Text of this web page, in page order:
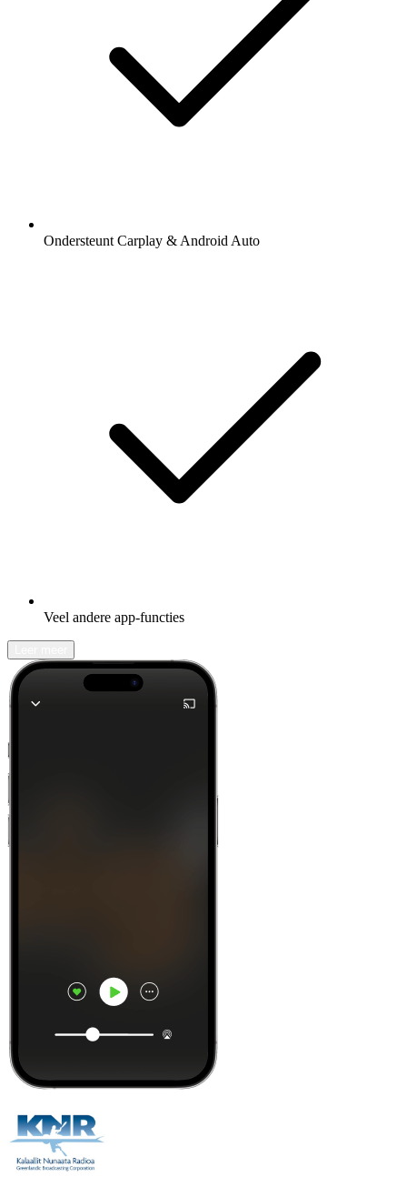
Ondersteunt Carplay & Android Auto
Veel andere app-functies